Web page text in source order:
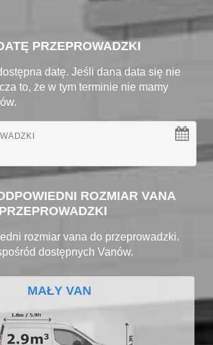
PRZEPROWADZKI
datę. Jeśli dana data się nie
to, że w tym terminie nie mamy
ROZMIAR VANA
rozmiar vana do przeprowadzki.
dostępnych Vanów.
MAŁY VAN